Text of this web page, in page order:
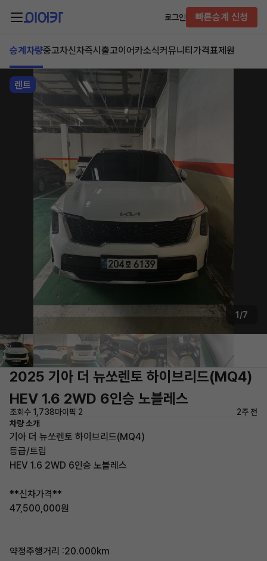
로그인 빠른승계 신청
승계차량중고차신차즉시출고이어카소식커뮤니티 가격표제원
렌트
1/7
2025 기아 더 뉴쏘렌토 하이브리드(MQ4)
HEV 1.6 2WD 6인승 노블레스
조회수 1,738마이픽 2
2주 전
차량 소개
기아 더 뉴쏘렌토 하이브리드(MQ4)
등급/트림
HEV 1.6 2WD 6인승 노블레스
**신차가격**
47,500,000원
약정주행거리 :20.000km